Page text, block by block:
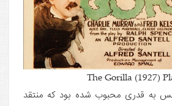
The Gorilla (1927)
به قدری محبوب شده بود که منتقد